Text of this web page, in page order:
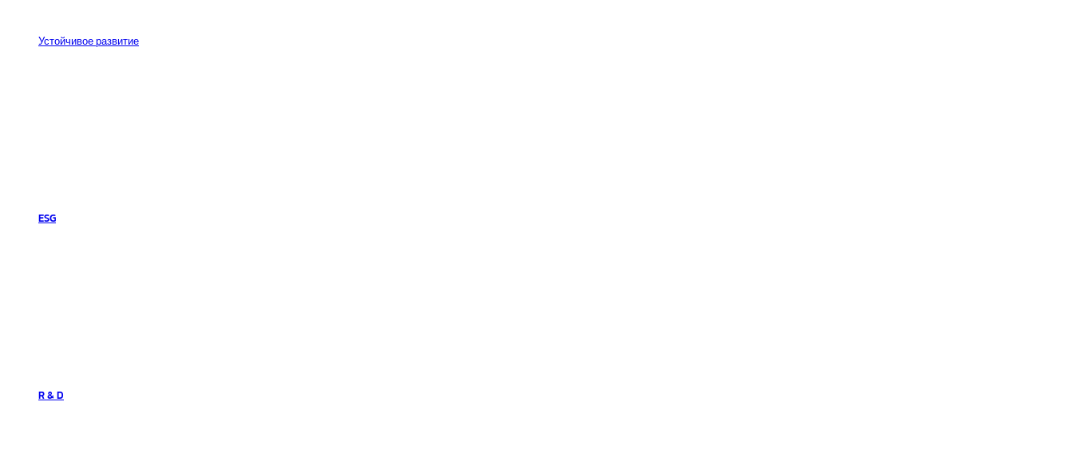
Устойчивое развитие
ESG
R & D